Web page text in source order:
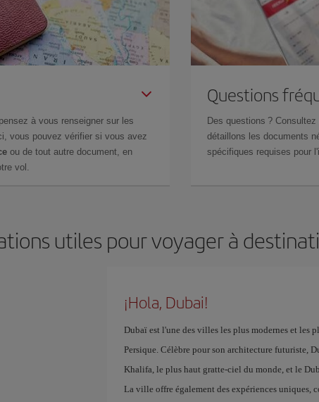
pensez à vous renseigner sur les
vous pouvez vérifier si vous avez
ou de tout autre document, en
vol.
Questions
Des questions ? Consultez
détaillons les documents
spécifiques requises pour
utiles pour voyager à
¡Hola, Dubai!
Dubaï est l'une des villes les plus modernes et les
Persique. Célèbre pour son architecture futuriste,
Khalifa, le plus haut gratte-ciel du monde, et le
La ville offre également des expériences uniques,